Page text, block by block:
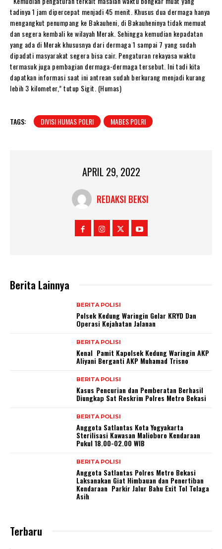
tadinya 1 jam dipercepat menjadi 45 menit. Khusus dua dermaga hanya
mengangkut penumpang ke Bakauheni, di Bakauheninya tidak memuat
dan segera kembali ke wilayah Merak. Sehingga kemudian kepadatan
yang ada di Merak khususnya dari dermaga 1 sampai 7 yang sudah
dipadati masyarakat segera bisa cair. Pengaturan rekayasa waktu
termasuk juga pembagian dermaga-dermaga tersebut. Ini tadi kita
dapatkan informasi saat ini antrean sudah berkurang menjadi kurang
lebih 3 kilometer,” tutup Sigit. (Humas)
TAGS: DIVISI HUMAS POLRI MABES POLRI
APRIL 29, 2022
REDAKSI BEKSI
Berita Lainnya
BERITA POLISI
Polsek Kedung Waringin Gelar KRYD Dan
Operasi Kejahatan Jalanan
BERITA POLISI
Kenal Pamit Kapolsek Kedung Waringin AKP
Aliyani Berganti AKP Muhamad Trisno
BERITA POLISI
Kasus Pencurian dan Pemberatan Berhasil
Diungkap Sat Reskrim Polres Metro Bekasi
BERITA POLISI
Anggota Satlantas Kota Yogyakarta
Sterilisasi Kawasan Malioboro Kendaraan
Pukul 18.00-02.00 WIB
BERITA POLISI
Anggota Satlantas Polres Metro Bekasi
Laksanakan Giat Himbauan dan Penertiban
Kendaraan Parkir Jalur Bahu Exit Tol Telaga
Asih
Terbaru